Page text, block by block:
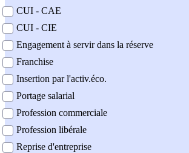
CUI - CAE
CUI - CIE
Engagement à servir dans la réserve
Franchise
Insertion par l'activ.éco.
Portage salarial
Profession commerciale
Profession libérale
Reprise d'entreprise